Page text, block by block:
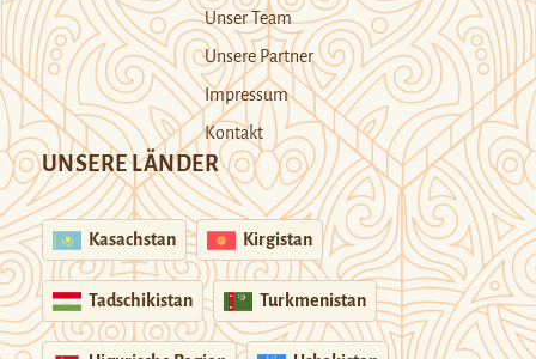
Unser Team
Unsere Partner
Impressum
Kontakt
UNSERE LÄNDER
Kasachstan Kirgistan
Tadschikistan Turkmenistan